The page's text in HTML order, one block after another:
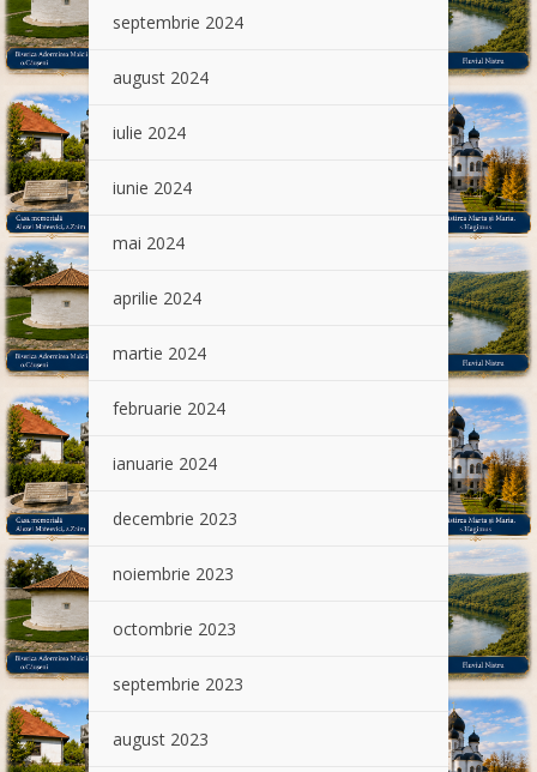
septembrie 2024
august 2024
iulie 2024
iunie 2024
mai 2024
aprilie 2024
martie 2024
februarie 2024
ianuarie 2024
decembrie 2023
noiembrie 2023
octombrie 2023
septembrie 2023
august 2023